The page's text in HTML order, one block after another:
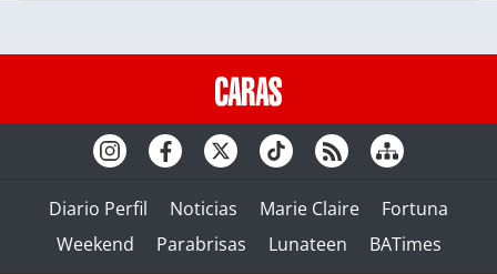
Diario Perfil Noticias Marie Claire
Fortuna
Weekend
Parabrisas Lunateen BATimes